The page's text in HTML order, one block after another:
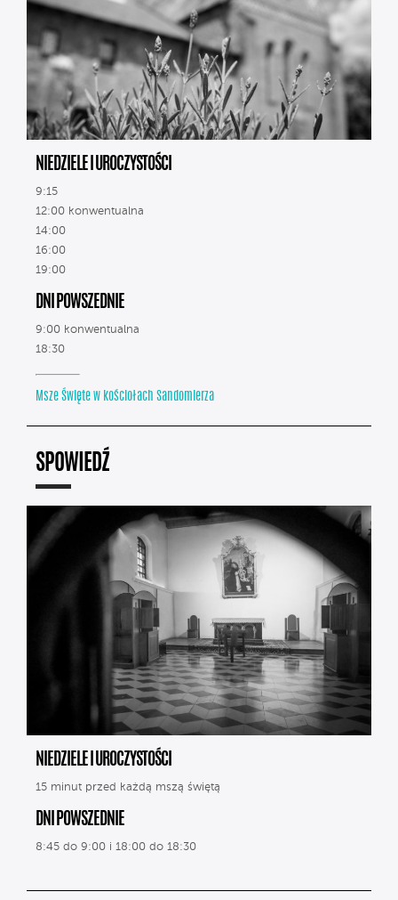
NIEDZIELE I UROCZYSTOŚCI
9:15
12:00 konwentualna
14:00
16:00
19:00
DNI POWSZEDNIE
9:00 konwentualna
18:30
Msze Święte w kościołach Sandomierza
SPOWIEDŹ
NIEDZIELE I UROCZYSTOŚCI
15 minut przed każdą mszą świętą
DNI POWSZEDNIE
8:45 do 9:00 i 18:00 do 18:30